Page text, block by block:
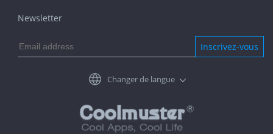
Newsletter
Inscrivez-vous
Changer de langue